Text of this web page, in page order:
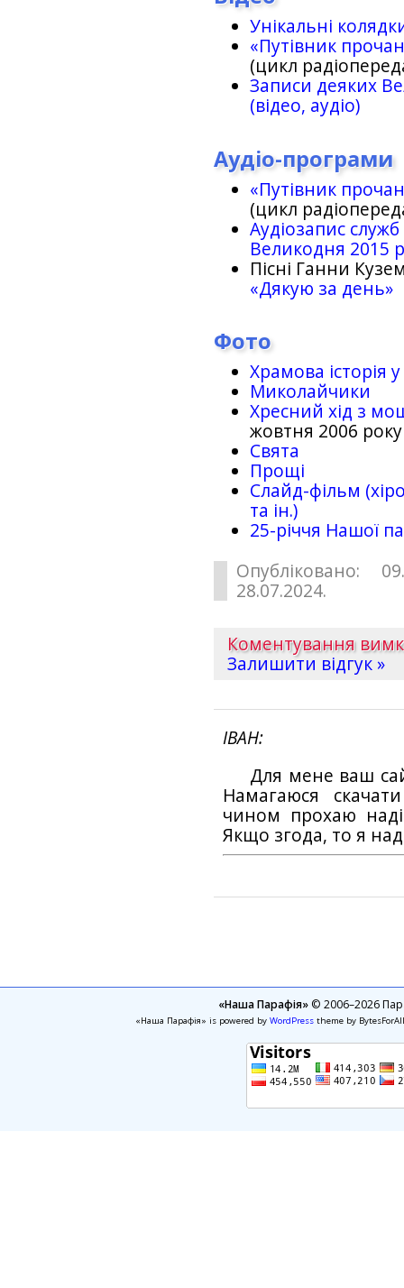
Унікальні
«Путівник
(цикл
Записи деяких
(відео, аудіо)
Аудіо-програми
«Путівник
(цикл
Аудіозапис
Великодня 2015
Пісні Ганни
«Дякую за день»
Фото
Храмова історія
Миколайчики
Хресний хід з
жовтня 2006 року
Свята
Прощі
Слайд-фільм
та ін.)
25-рiччя Нашої
Опубліковано:
28.07.2024.
Коментування
Залишити відгук »
ІВАН
Для мене ваш
Намагаюся
чином прохаю
Якщо згода, то я
«Наша Парафія»© 2006–2026
«Наша Парафія» is powered by WordPresstheme by